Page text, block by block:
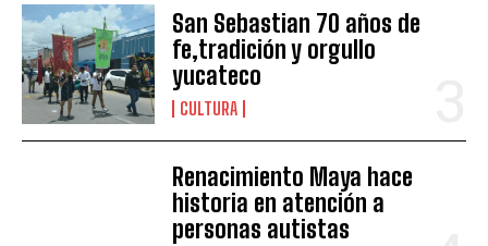
San Sebastian 70 años de
fe,tradición y orgullo
yucateco
CULTURA
Renacimiento Maya hace
historia en atención a
personas autistas